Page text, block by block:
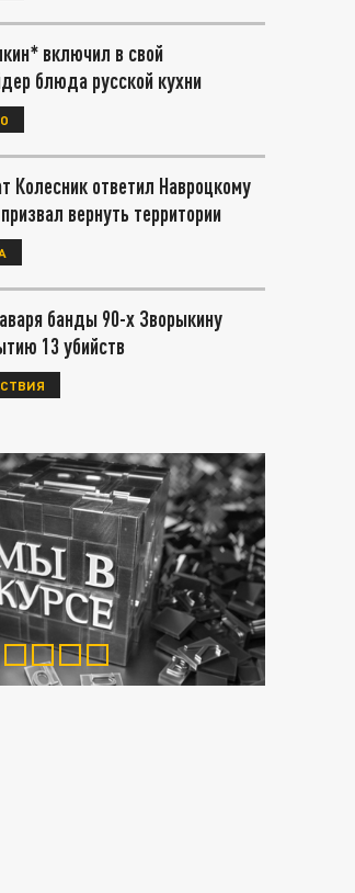
включил в свой
блюда русской кухни
Колесник ответил Навроцкому
вернуть территории
банды 90-х Зворыкину
13 убийств